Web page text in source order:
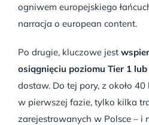
ogniwem europejskiego
narracja o european content.
Po drugie, kluczowe jest
osiągnięciu poziomu Tier 1 lub
dostaw. Do tej pory, z około
w pierwszej fazie, tylko kilka
zarejestrowanych w Polsce – i